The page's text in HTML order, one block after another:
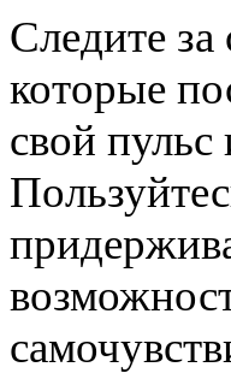
Следите
которые
свой пульс